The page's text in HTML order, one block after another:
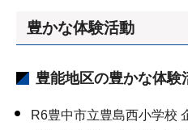
豊かな体験活動
豊能地区の豊かな体験
R6豊中市立豊島西小学校